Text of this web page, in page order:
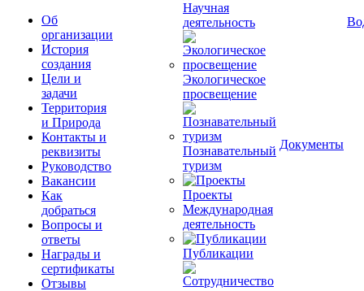
Об
организации
История
создания
Цели и
задачи
Территория
и Природа
Контакты и
реквизиты
Руководство
Вакансии
Как
добраться
Вопросы и
ответы
Награды и
сертификаты
Отзывы
Научная
деятельность
Экологическое
просвещение
Познавательный
туризм
Проекты
Международная
деятельность
Публикации
Документы